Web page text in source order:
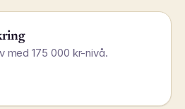
med 175 000 kr-nivå.